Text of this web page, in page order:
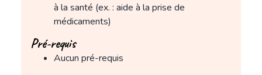
à la santé (ex. : aide à la prise de
médicaments)
Pré-requis
Aucun pré-requis